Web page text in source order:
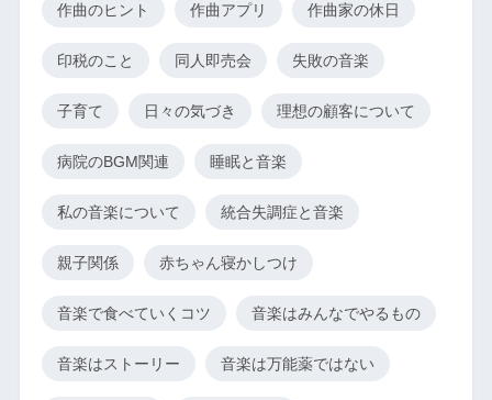
作曲のヒント 作曲アプリ 作曲家の休日
印税のこと 同人即売会 失敗の音楽
子育て 日々の気づき 理想の顧客について
病院のBGM関連 睡眠と音楽
私の音楽について 統合失調症と音楽
親子関係 赤ちゃん寝かしつけ
音楽で食べていくコツ 音楽はみんなでやるもの
音楽はストーリー 音楽は万能薬ではない